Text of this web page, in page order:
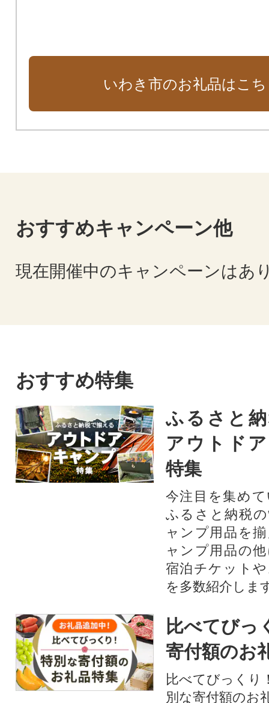
いわき市のお礼品はこ
おすすめキャンペーン他
現在開催中のキャンペーンはあ
おすすめ特集
ふるさと
アウトド
特集
今注目を集め
ふるさと納税
ャンプ用品を
ャンプ用品の
宿泊チケット
を多数紹介しま
比べてびっ
寄付額のお
比べてびっくり
別な寄付額のお